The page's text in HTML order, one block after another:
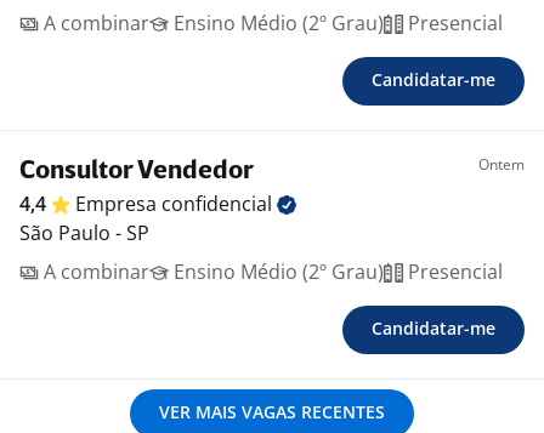
A combinar
Ensino Médio (2º Grau) Presencial
Candidatar-me
Consultor Vendedor Ontem
4,4 Empresa confidencial
São Paulo - SP
A combinar
Ensino Médio (2º Grau) Presencial
Candidatar-me
VER MAIS VAGAS RECENTES